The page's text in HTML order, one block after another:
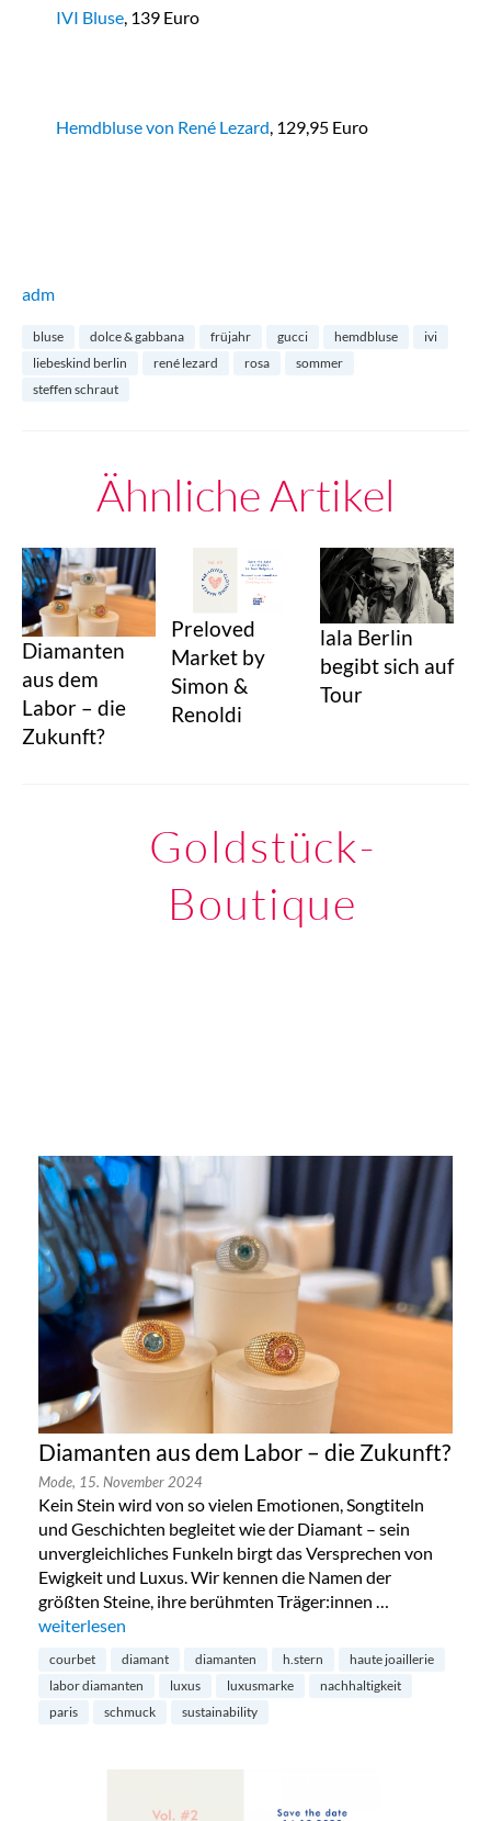
IVI Bluse, 139 Euro
Hemdbluse von René Lezard, 129,95 Euro
adm
bluse dolce & gabbana früjahr gucci hemdbluse
ivi
liebeskind berlin
rené lezard rosa
sommer
steffen schraut
Ähnliche Artikel
Diamanten
aus dem
Labor – die
Zukunft?
Preloved
Market by
Simon &
Renoldi
lala Berlin
begibt sich auf
Tour
Goldstück-
Boutique
Diamanten aus dem Labor – die Zukunft?
Mode, 15. November 2024
Kein Stein wird von so vielen Emotionen, Songtiteln
und Geschichten begleitet wie der Diamant – sein
unvergleichliches Funkeln birgt das Versprechen von
Ewigkeit und Luxus. Wir kennen die Namen der
größten Steine, ihre berühmten Träger:innen …
„Diamanten aus dem Labor – die Zukunft?“
weiterlesen
courbet diamant diamanten h.stern
haute joaillerie
labor diamanten
luxus luxusmarke
nachhaltigkeit
paris
schmuck sustainability